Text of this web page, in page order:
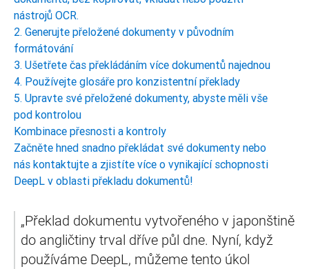
nástrojů OCR.
2. Generujte přeložené dokumenty v původním
formátování
3. Ušetřete čas překládáním více dokumentů najednou
4. Používejte glosáře pro konzistentní překlady
5. Upravte své přeložené dokumenty, abyste měli vše
pod kontrolou
Kombinace přesnosti a kontroly
Začněte hned snadno překládat své dokumenty nebo
nás kontaktujte a zjistíte více o vynikající schopnosti
DeepL v oblasti překladu dokumentů!
„Překlad dokumentu vytvořeného v japonštině
do angličtiny trval dříve půl dne. Nyní, když
používáme DeepL, můžeme tento úkol